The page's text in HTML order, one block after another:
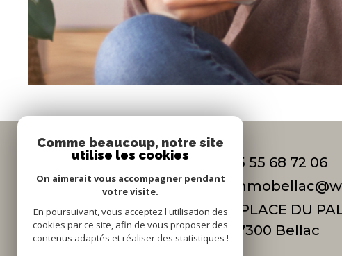
05 55 68 72 06
5 PLACE DU
87300
bellac
Comme beaucoup, notre site
utilise les cookies
On aimerait vous accompagner pendant
votre visite.
En poursuivant, vous acceptez l'utilisation des
cookies par ce site, afin de vous proposer des
contenus adaptés et réaliser des statistiques !